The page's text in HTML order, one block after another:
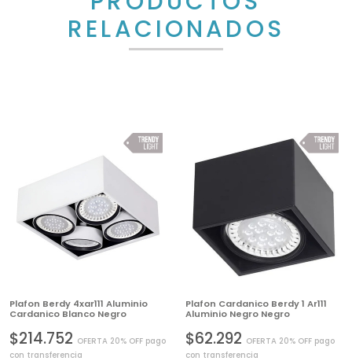
RELACIONADOS
Plafon Berdy 4xar111 Aluminio
Cardanico Blanco Negro
$214.752 OFERTA 20% OFF pago
con transferencia
Plafon Cardanico Berdy 1 Ar111
Aluminio Negro Negro
$62.292 OFERTA 20% OFF pago
con transferencia